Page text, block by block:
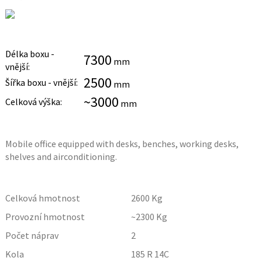
Délka boxu -
vnější:
7300 mm
Šířka boxu - vnější: 2500 mm
Celková výška:
~3000 mm
Mobile office equipped with desks, benches, working desks,
shelves and airconditioning.
Celková hmotnost 2600 Kg
Provozní hmotnost
~2300 Kg
Počet náprav
2
Kola
185 R 14C